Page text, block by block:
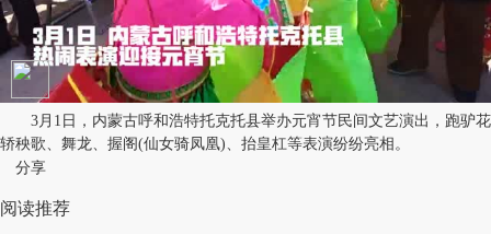
3月1日，内蒙古呼和浩特托克托县举办元宵节民间文艺演出，跑驴花
轿秧歌、舞龙、握阁(仙女骑凤凰)、抬皇杠等表演纷纷亮相。
分享
阅读推荐